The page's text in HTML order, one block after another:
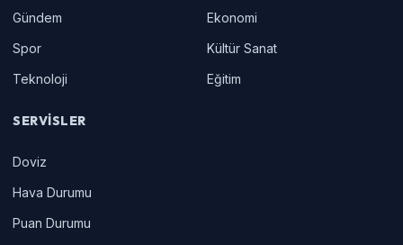
Gündem
Ekonomi
Spor
Kültür Sanat
Teknoloji
Eğitim
SERVISLER
Doviz
Hava Durumu
Puan Durumu